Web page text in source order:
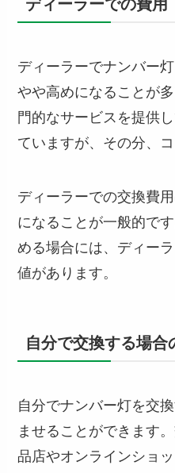
ディーラーでの費用
ディーラーでナンバー
やや高めになることが
門的なサービスを提供
ていますが、その分、
ディーラーでの交換費
になることが一般的で
める場合には、ディー
値があります。
自分で交換する場合
自分でナンバー灯を交
ませることができます
品店やオンラインショ